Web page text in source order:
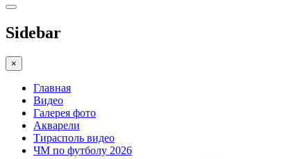
Sidebar
×
Главная
Видео
Галерея фото
Акварели
Тирасполь видео
ЧМ по футболу 2026